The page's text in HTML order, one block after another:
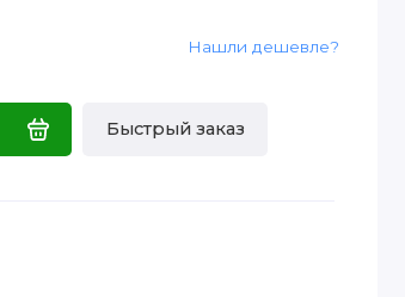
Быстрый заказ
Нашли дешевле?